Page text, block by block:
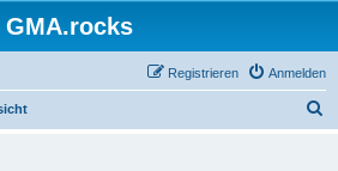
GMA.rocks
Anmelden
Registrieren